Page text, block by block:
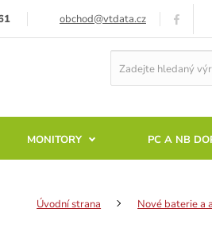
obchod@vtdata.cz
MONITORY PC A NB
Úvodní strana Nové baterie a